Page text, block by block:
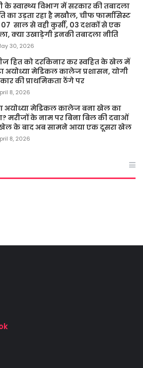
के स्वास्थ्य विभाग में सरकार की तबादला
का उड़ता रहा है मखौल, चीफ फार्मासिस्ट
साल से वही कुर्सी, 03 दशकों से एक
क्या उखाड़ेगी इनकी तबादला नीति
30, 2026
हित को दरकिनार कर स्वहित के खेल में
अयोध्या मेडिकल कालेज प्रशासन, योगी
की प्राथमिकता ठेंगे पर
8, 2026
अयोध्या मेडिकल कालेज बना खेल का
मरीजों के नाम पर बिना बिल की दवाओं
के बाद अब सामने आया एक दूसरा खेल
8, 2026